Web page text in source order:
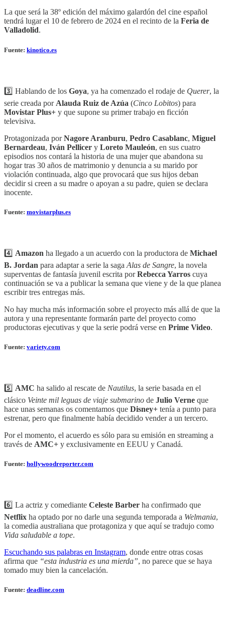
La que será la 38º edición del máximo galardón del cine español
tendrá lugar el 10 de febrero de 2024 en el recinto de la Feria de
Valladolid.
Fuente: kinotico.es
3️⃣ Hablando de los Goya, ya ha comenzado el rodaje de Querer, la
serie creada por Alauda Ruiz de Azúa (Cinco Lobitos) para
Movistar Plus+ y que supone su primer trabajo en ficción
televisiva.
Protagonizada porNagore Aranburu, Pedro Casablanc, Miguel
Bernardeau, Iván Pellicer y Loreto Mauleón, en sus cuatro
episodios nos contará la historia de una mujer que abandona su
hogar tras 30 años de matrimonio y denuncia a su marido por
violación continuada, algo que provocará que sus hijos deban
decidir si creen a su madre o apoyan a su padre, quien se declara
inocente.
Fuente: movistarplus.es
4️⃣ Amazon ha llegado a un acuerdo con la productora de Michael
B. Jordan para adaptar a serie la saga Alas de Sangre, la novela
superventas de fantasía juvenil escrita porRebecca Yarros cuya
continuación se va a publicar la semana que viene y de la que planea
escribir tres entregas más.
No hay mucha más información sobre el proyecto más allá de que la
autora y una representante formarán parte del proyecto como
productoras ejecutivas y que la serie podrá verse en Prime Video.
Fuente: variety.com
5️⃣ AMC ha salido al rescate de Nautilus, la serie basada en el
clásico Veinte mil leguas de viaje submarino de Julio Verne que
hace unas semanas os comentamos que Disney+ tenía a punto para
estrenar, pero que finalmente había decidido vender a un tercero.
Por el momento, el acuerdo es sólo para su emisión en streaming a
través de AMC+ y exclusivamente en EEUU y Canadá.
Fuente: hollywoodreporter.com
6️⃣ La actriz y comediante Celeste Barber ha confirmado que
Netflix ha optado por no darle una segunda temporada a Welmania,
la comedia australiana que protagoniza y que aquí se tradujo como
Vida saludable a tope.
Escuchando sus palabras en Instagram, donde entre otras cosas
afirma que “esta industria es una mierda”, no parece que se haya
tomado muy bien la cancelación.
Fuente: deadline.com